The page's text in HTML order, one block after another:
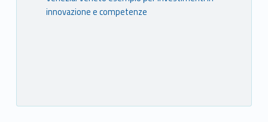
innovazione e competenze